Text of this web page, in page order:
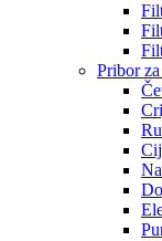
Pribor